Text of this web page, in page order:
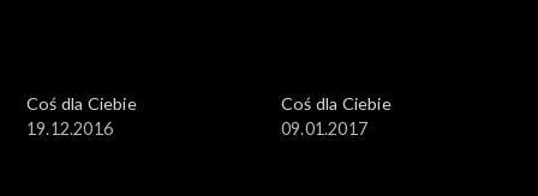
Coś dla Ciebie
19.12.2016
Coś dla Ciebie
09.01.2017